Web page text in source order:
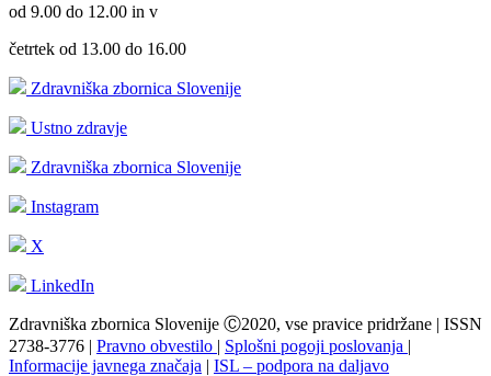
od 9.00 do 12.00 in v
četrtek od 13.00 do 16.00
Zdravniška zbornica Slovenije
Ustno zdravje
Zdravniška zbornica Slovenije
Instagram
X
LinkedIn
Zdravniška zbornica Slovenije Ⓒ2020, vse pravice pridržane | ISSN
2738-3776 | Pravno obvestilo | Splošni pogoji poslovanja |
Informacije javnega značaja | ISL – podpora na daljavo